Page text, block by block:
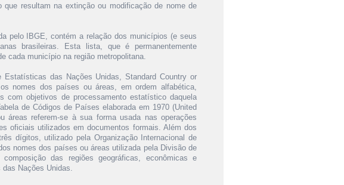
resultam na extinção ou modificação de nome de
pelo IBGE, contém a relação dos municípios (e seus
brasileiras. Esta lista, que é permanentemente
cada município na região metropolitana.
Estatísticas das Nações Unidas, Standard Country or
nomes dos países ou áreas, em ordem alfabética,
com objetivos de processamento estatístico daquela
de Códigos de Países elaborada em 1970 (United
áreas referem-se à sua forma usada nas operações
oficiais utilizados em documentos formais. Além dos
dígitos, utilizado pela Organização Internacional de
nomes dos países ou áreas utilizada pela Divisão de
das regiões geográficas, econômicas e
Nações Unidas.